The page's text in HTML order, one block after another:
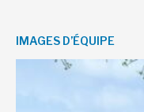
IMAGES D’ÉQUIPE